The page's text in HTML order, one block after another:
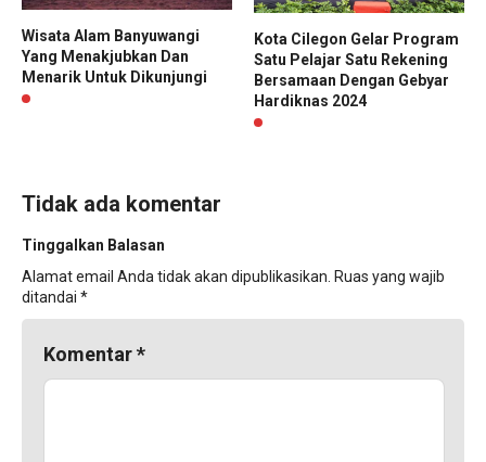
Wisata Alam Banyuwangi
Yang Menakjubkan Dan
Menarik Untuk Dikunjungi
Kota Cilegon Gelar Program
Satu Pelajar Satu Rekening
Bersamaan Dengan Gebyar
Hardiknas 2024
Tidak ada komentar
Tinggalkan Balasan
Alamat email Anda tidak akan dipublikasikan. Ruas yang wajib
ditandai *
Komentar*